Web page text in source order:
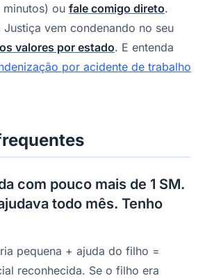
minutos) ou fale comigo direto.
Justiça vem condenando no seu
valores por estado. E entenda
por acidente de trabalho
com pouco mais de 1 SM.
todo mês. Tenho
pequena + ajuda do filho =
reconhecida. Se o filho era